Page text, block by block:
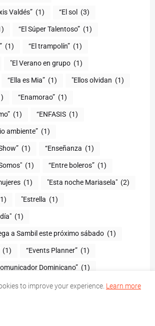
Valdés” (1) “El sol (3)
(1)
(1) “El trampolín” (1)
"El Verano en grupo (1)
“Ella es Mia” (1) "Ellos olvidan (1)
“Enamorao” (1)
(1) “ENFASIS (1)
ambiente” (1)
(1) “Enseñanza (1)
(1) “Entre boleros” (1)
(1) "Esta noche Mariasela" (2)
"Estrella (1)
(1)
a Sambil este próximo sábado (1)
(1) “Events Planner” (1)
Dominicano” (1)
2015" (1)
to improve your experience. Learn more